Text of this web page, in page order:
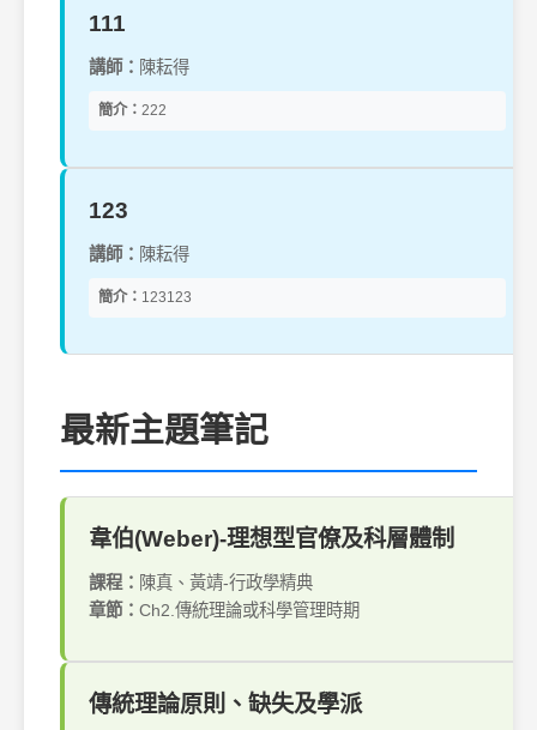
111
講師： 陳耘得
簡介： 222
123
講師： 陳耘得
簡介： 123123
最新主題筆記
韋伯(Weber)-理想型官僚及科層體制
課程： 陳真、黃靖-行政學精典
章節： Ch2.傳統理論或科學管理時期
傳統理論原則、缺失及學派